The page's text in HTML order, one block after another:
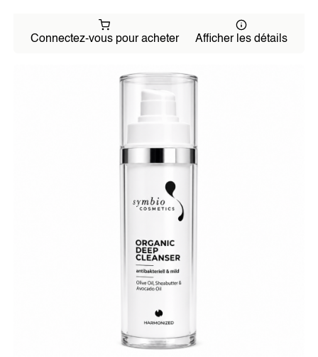
Connectez-vous pour acheter Afficher les détails